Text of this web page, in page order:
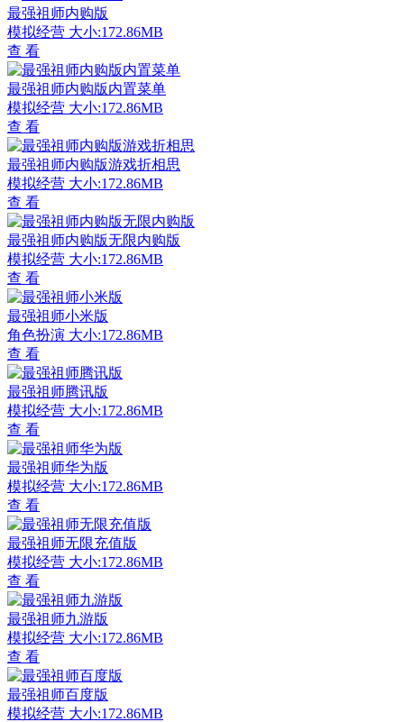
最强祖师内购版
模拟经营 大小:172.86MB
查 看
最强祖师内购版内置菜单
模拟经营 大小:172.86MB
查 看
最强祖师内购版游戏折相思
模拟经营 大小:172.86MB
查 看
最强祖师内购版无限内购版
模拟经营 大小:172.86MB
查 看
最强祖师小米版
角色扮演 大小:172.86MB
查 看
最强祖师腾讯版
模拟经营 大小:172.86MB
查 看
最强祖师华为版
模拟经营 大小:172.86MB
查 看
最强祖师无限充值版
模拟经营 大小:172.86MB
查 看
最强祖师九游版
模拟经营 大小:172.86MB
查 看
最强祖师百度版
模拟经营 大小:172.86MB